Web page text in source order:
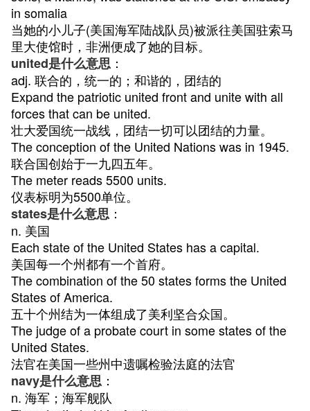
in somalia
当她的小儿子(美国海军陆战队员)被派往美国驻索马
里大使馆时，非洲便成了她的目标。
united是什么意思 ：
adj. 联合的，统一的；和谐的，团结的
Expand the patriotic united front and unite with all
forces that can be united.
壮大爱国统一战线，团结一切可以团结的力量。
The conception of the United Nations was in 1945.
联合国创始于一九四五年。
The meter reads 5500 units.
仪表标明为5500单位。
states是什么意思 ：
n. 美国
Each state of the United States has a capital.
美国每一个州都有一个首府。
The combination of the 50 states forms the United
States of America.
五十个州结为一体组成了美利坚合众国。
The judge of a probate court in some states of the
United States.
法官在美国一些州中遗嘱检验法庭的法官
navy是什么意思 ：
n. 海军；海军舰队